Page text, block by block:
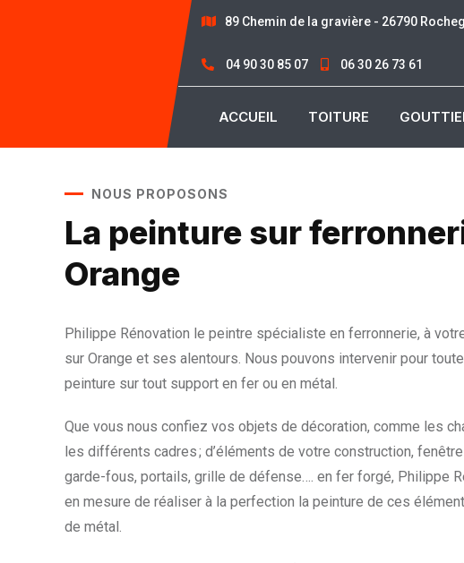
89 Chemin de la gravière - 26790
04 90 30 85 07 06 30 26 73 61
ACCUEIL TOITURE
NOUS PROPOSONS
La peinture sur
Orange
Philippe Rénovation le peintre spécialiste en ferronnerie, à
sur Orange et ses alentours. Nous pouvons intervenir pour
peinture sur tout support en fer ou en métal.
Que vous nous confiez vos objets de décoration, comme les
les différents cadres ; d’éléments de votre construction,
garde-fous, portails, grille de défense…. en fer forgé, Philippe
en mesure de réaliser à la perfection la peinture de ces
de métal.